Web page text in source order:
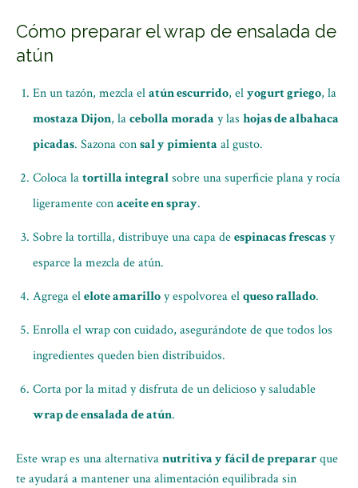
Cómo preparar el wrap de ensalada de
atún
En un tazón, mezcla elatún escurrido, elyogurt griego, la
mostaza Dijon, lacebolla morada y las hojas de albahaca
picadas. Sazona consal y pimienta al gusto.
Coloca latortilla integralsobre una superficie plana y rocía
ligeramente conaceite en spray.
Sobre la tortilla, distribuye una capa deespinacas frescasy
esparce la mezcla de atún.
Agrega elelote amarilloy espolvorea elqueso rallado.
Enrolla el wrap con cuidado, asegurándote de que todos los
ingredientes queden bien distribuidos.
Corta por la mitad y disfruta de un delicioso y saludable
wrap de ensalada de atún.
Este wrap es una alternativanutritiva y fácil de prepararque
te ayudará a mantener una alimentación equilibrada sin